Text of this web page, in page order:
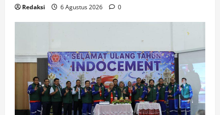
Redaksi 6 Agustus 2026 0